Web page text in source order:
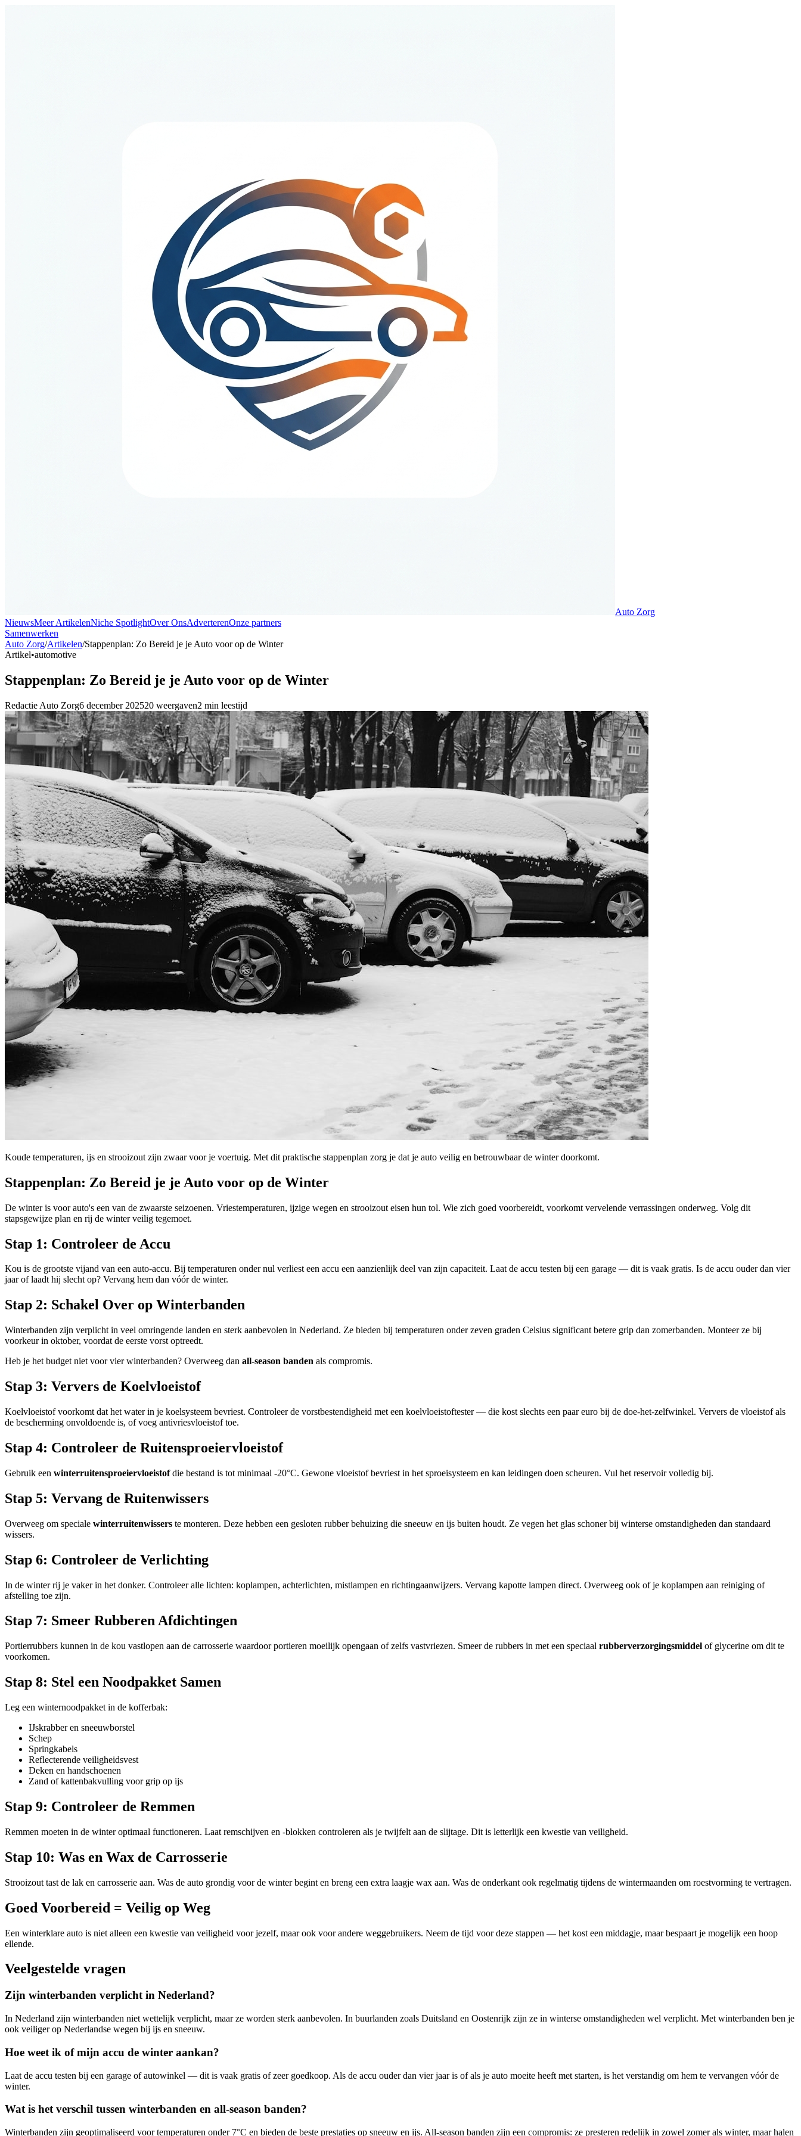
Auto Zorg
NieuwsMeer ArtikelenNiche SpotlightOver OnsAdverterenOnze partners
Samenwerken
Auto Zorg/Artikelen/Stappenplan: Zo Bereid je je Auto voor op de Winter
Artikel•automotive
Stappenplan: Zo Bereid je je Auto voor op de Winter
Redactie Auto Zorg6 december 202520 weergaven2 min leestijd
Koude temperaturen, ijs en strooizout zijn zwaar voor je voertuig. Met dit praktische stappenplan zorg je dat je auto veilig en betrouwbaar de winter doorkomt.
Stappenplan: Zo Bereid je je Auto voor op de Winter
De winter is voor auto's een van de zwaarste seizoenen. Vriestemperaturen, ijzige wegen en strooizout eisen hun tol. Wie zich goed voorbereidt, voorkomt vervelende verrassingen onderweg. Volg dit
stapsgewijze plan en rij de winter veilig tegemoet.
Stap 1: Controleer de Accu
Kou is de grootste vijand van een auto-accu. Bij temperaturen onder nul verliest een accu een aanzienlijk deel van zijn capaciteit. Laat de accu testen bij een garage — dit is vaak gratis. Is de accu ouder dan vier
jaar of laadt hij slecht op? Vervang hem dan vóór de winter.
Stap 2: Schakel Over op Winterbanden
Winterbanden zijn verplicht in veel omringende landen en sterk aanbevolen in Nederland. Ze bieden bij temperaturen onder zeven graden Celsius significant betere grip dan zomerbanden. Monteer ze bij
voorkeur in oktober, voordat de eerste vorst optreedt.
Heb je het budget niet voor vier winterbanden? Overweeg dan all-season banden als compromis.
Stap 3: Ververs de Koelvloeistof
Koelvloeistof voorkomt dat het water in je koelsysteem bevriest. Controleer de vorstbestendigheid met een koelvloeistoftester — die kost slechts een paar euro bij de doe-het-zelfwinkel. Ververs de vloeistof als
de bescherming onvoldoende is, of voeg antivriesvloeistof toe.
Stap 4: Controleer de Ruitensproeiervloeistof
Gebruik een winterruitensproeiervloeistofdie bestand is tot minimaal -20°C. Gewone vloeistof bevriest in het sproeisysteem en kan leidingen doen scheuren. Vul het reservoir volledig bij.
Stap 5: Vervang de Ruitenwissers
Overweeg om speciale winterruitenwissers te monteren. Deze hebben een gesloten rubber behuizing die sneeuw en ijs buiten houdt. Ze vegen het glas schoner bij winterse omstandigheden dan standaard
wissers.
Stap 6: Controleer de Verlichting
In de winter rij je vaker in het donker. Controleer alle lichten: koplampen, achterlichten, mistlampen en richtingaanwijzers. Vervang kapotte lampen direct. Overweeg ook of je koplampen aan reiniging of
afstelling toe zijn.
Stap 7: Smeer Rubberen Afdichtingen
Portierrubbers kunnen in de kou vastlopen aan de carrosserie waardoor portieren moeilijk opengaan of zelfs vastvriezen. Smeer de rubbers in met een speciaal rubberverzorgingsmiddel of glycerine om dit te
voorkomen.
Stap 8: Stel een Noodpakket Samen
Leg een winternoodpakket in de kofferbak:
IJskrabber en sneeuwborstel
Schep
Springkabels
Reflecterende veiligheidsvest
Deken en handschoenen
Zand of kattenbakvulling voor grip op ijs
Stap 9: Controleer de Remmen
Remmen moeten in de winter optimaal functioneren. Laat remschijven en -blokken controleren als je twijfelt aan de slijtage. Dit is letterlijk een kwestie van veiligheid.
Stap 10: Was en Wax de Carrosserie
Strooizout tast de lak en carrosserie aan. Was de auto grondig voor de winter begint en breng een extra laagje wax aan. Was de onderkant ook regelmatig tijdens de wintermaanden om roestvorming te vertragen.
Goed Voorbereid = Veilig op Weg
Een winterklare auto is niet alleen een kwestie van veiligheid voor jezelf, maar ook voor andere weggebruikers. Neem de tijd voor deze stappen — het kost een middagje, maar bespaart je mogelijk een hoop
ellende.
Veelgestelde vragen
Zijn winterbanden verplicht in Nederland?
In Nederland zijn winterbanden niet wettelijk verplicht, maar ze worden sterk aanbevolen. In buurlanden zoals Duitsland en Oostenrijk zijn ze in winterse omstandigheden wel verplicht. Met winterbanden ben je
ook veiliger op Nederlandse wegen bij ijs en sneeuw.
Hoe weet ik of mijn accu de winter aankan?
Laat de accu testen bij een garage of autowinkel — dit is vaak gratis of zeer goedkoop. Als de accu ouder dan vier jaar is of als je auto moeite heeft met starten, is het verstandig om hem te vervangen vóór de
winter.
Wat is het verschil tussen winterbanden en all-season banden?
Winterbanden zijn geoptimaliseerd voor temperaturen onder 7°C en bieden de beste prestaties op sneeuw en ijs. All-season banden zijn een compromis: ze presteren redelijk in zowel zomer als winter, maar halen